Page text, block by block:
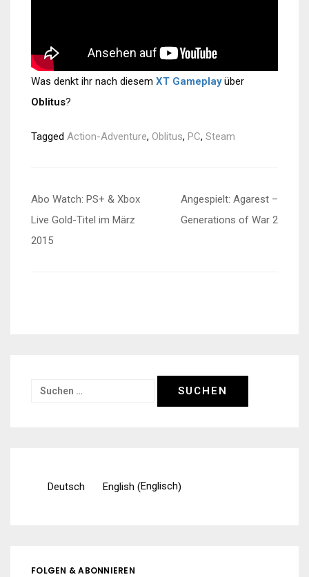
Was denkt ihr nach diesem XT Gameplayüber
Oblitus?
Tagged Action-Adventure, Oblitus, PC, Steam
Beitragsnavigation
Abo Watch: PS+ & Xbox
Live Gold-Titel im März
2015
Angespielt: Agarest –
Generations of War 2
Suchen
Deutsch English (Englisch)
FOLGEN & ABONNIEREN